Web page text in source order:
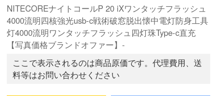
NITECOREナイトコールP 20 iXワンタッチフラッシュ
4000流明四核強光usb-c戦術破窓脱出懐中電灯防身工具
灯4000流明ワンタッチフラッシュ四灯珠Type-c直充
【写真価格ブランドオファー】-
ここで表示されるのは商品原価です。代理費用、送
料等はお問い合わせください